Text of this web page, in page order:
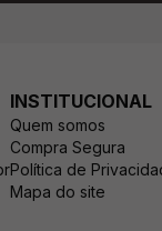
INSTITUCIONAL
Quem somos
Compra Segura
Política de
Mapa do site